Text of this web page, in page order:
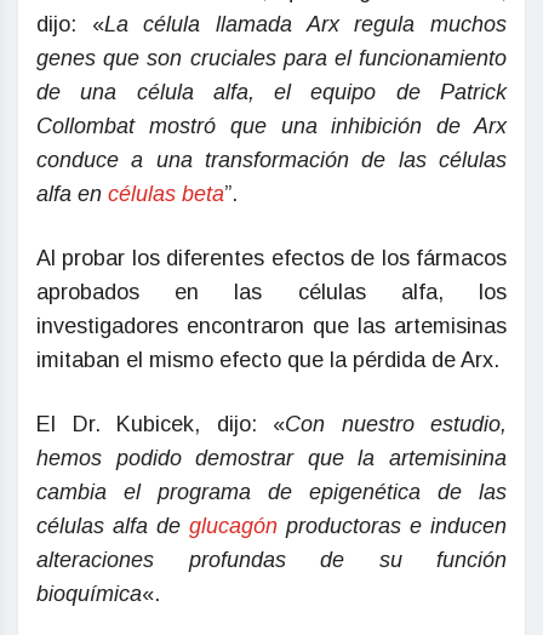
dijo: «La célula llamada Arx regula muchos
genes que son cruciales para el funcionamiento
de una célula alfa, el equipo de Patrick
Collombat mostró que una inhibición de Arx
conduce a una transformación de las células
alfa en células beta”.
Al probar los diferentes efectos de los fármacos
aprobados en las células alfa, los
investigadores encontraron que las artemisinas
imitaban el mismo efecto que la pérdida de Arx.
El Dr. Kubicek, dijo: «Con nuestro estudio,
hemos podido demostrar que la artemisinina
cambia el programa de epigenética de las
células alfa de glucagón productoras e inducen
alteraciones profundas de su función
bioquímica«.